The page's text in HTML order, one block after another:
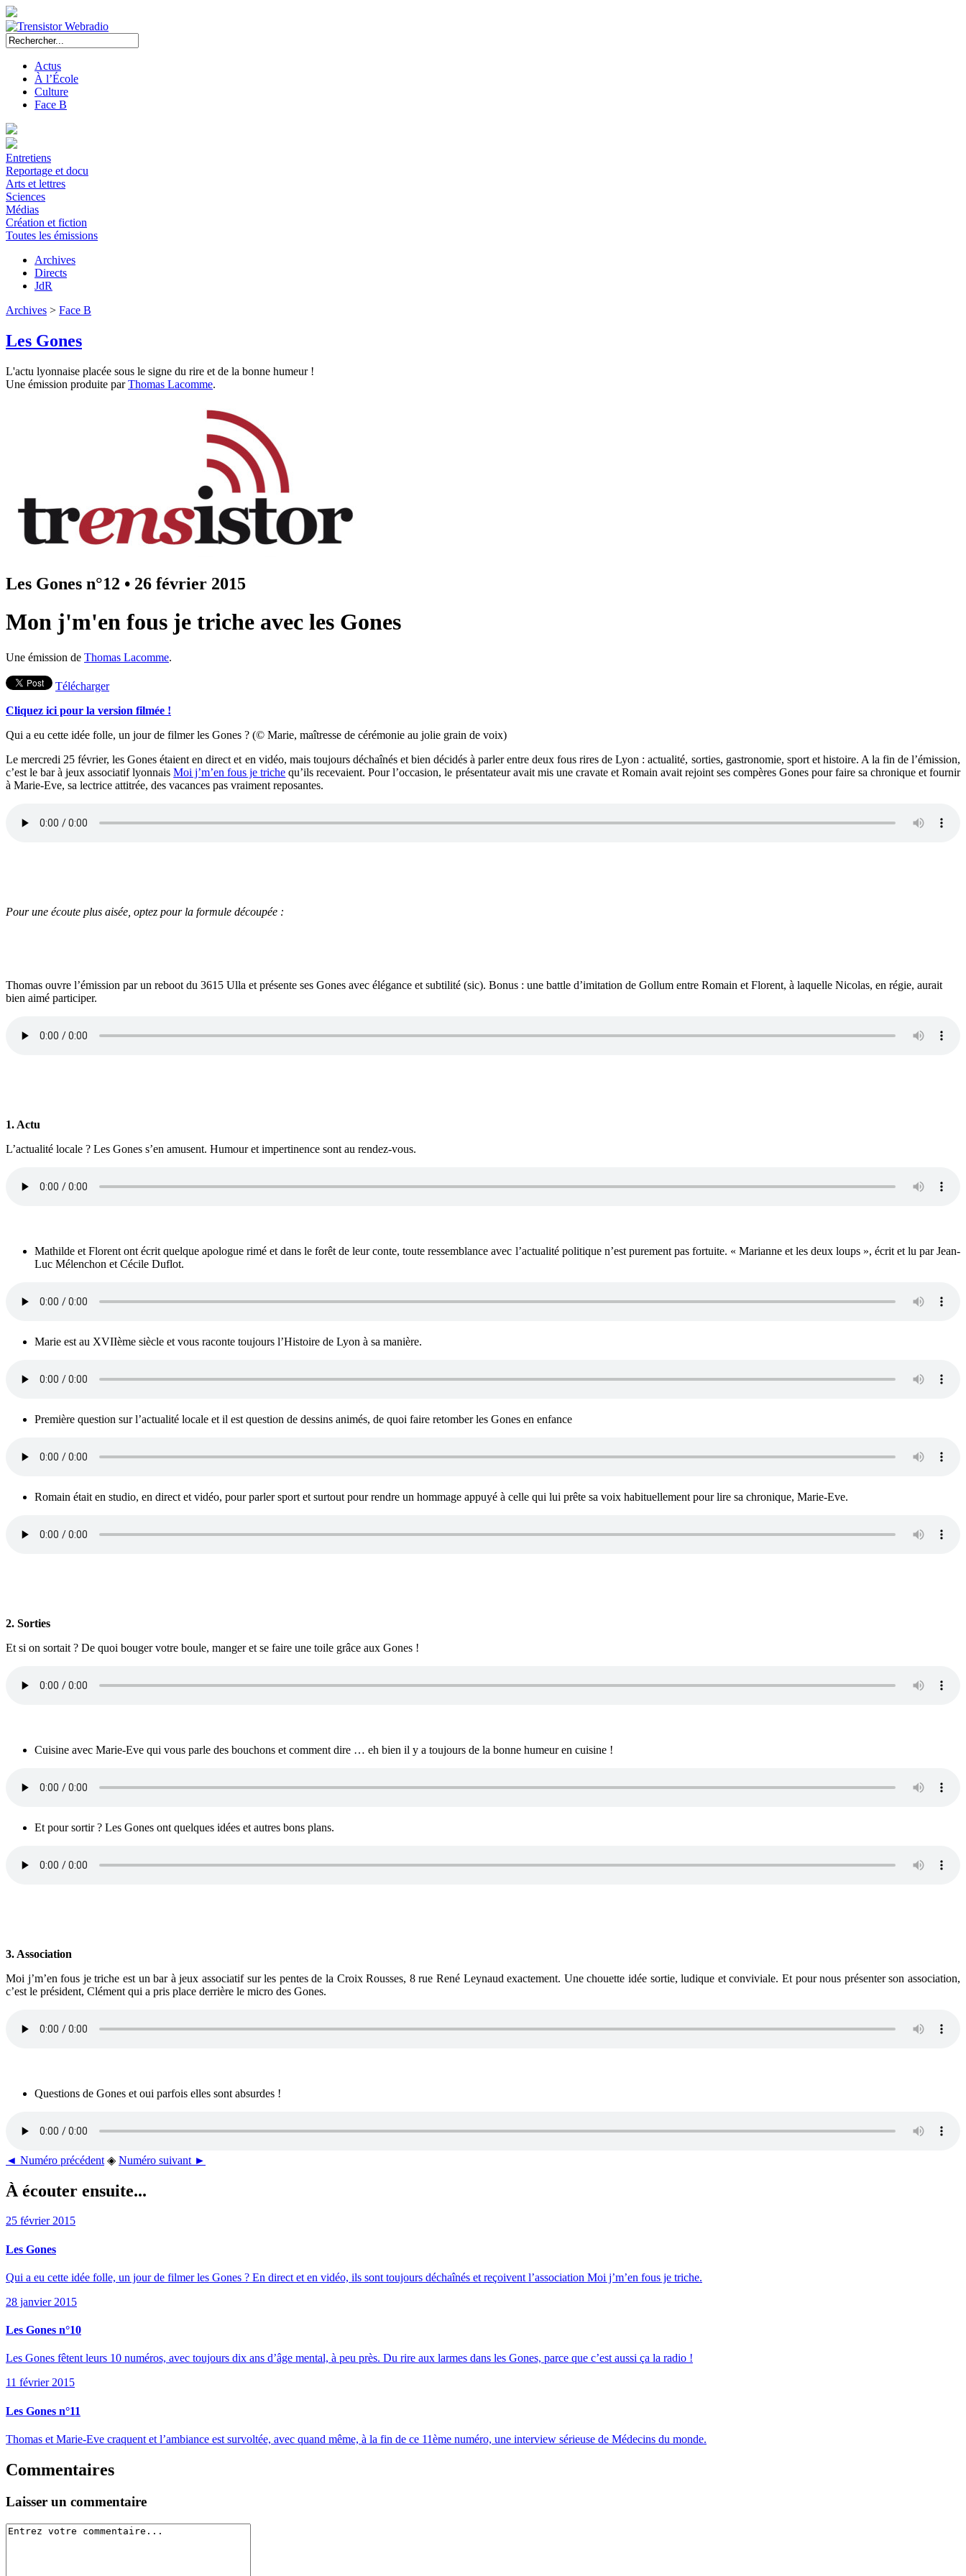
Actus
À l’École
Culture
Face B
Entretiens
Reportage et docu
Arts et lettres
Sciences
Médias
Création et fiction
Toutes les émissions
Archives
Directs
JdR
Archives > Face B
Les Gones
L'actu lyonnaise placée sous le signe du rire et de la bonne humeur !
Une émission produite parThomas Lacomme.
Les Gones n°12 • 26 février 2015
Mon j'm'en fous je triche avec les Gones
Une émission de Thomas Lacomme.
Télécharger
Cliquez ici pour la version filmée !
Qui a eu cette idée folle, un jour de filmer les Gones ? (© Marie, maîtresse de cérémonie au jolie grain de voix)
Le mercredi 25 février, les Gones étaient en direct et en vidéo, mais toujours déchaînés et bien décidés à parler entre deux fous rires de Lyon : actualité, sorties, gastronomie, sport et histoire. A la fin de l’émission,
c’est le bar à jeux associatif lyonnaisMoi j’m’en fous je triche qu’ils recevaient. Pour l’occasion, le présentateur avait mis une cravate et Romain avait rejoint ses compères Gones pour faire sa chronique et fournir
à Marie-Eve, sa lectrice attitrée, des vacances pas vraiment reposantes.
Pour une écoute plus aisée, optez pour la formule découpée :
Thomas ouvre l’émission par un reboot du 3615 Ulla et présente ses Gones avec élégance et subtilité (sic). Bonus : une battle d’imitation de Gollum entre Romain et Florent, à laquelle Nicolas, en régie, aurait
bien aimé participer.
1. Actu
L’actualité locale ? Les Gones s’en amusent. Humour et impertinence sont au rendez-vous.
Mathilde et Florent ont écrit quelque apologue rimé et dans le forêt de leur conte, toute ressemblance avec l’actualité politique n’est purement pas fortuite. « Marianne et les deux loups », écrit et lu par Jean-
Luc Mélenchon et Cécile Duflot.
Marie est au XVIIème siècle et vous raconte toujours l’Histoire de Lyon à sa manière.
Première question sur l’actualité locale et il est question de dessins animés, de quoi faire retomber les Gones en enfance
Romain était en studio, en direct et vidéo, pour parler sport et surtout pour rendre un hommage appuyé à celle qui lui prête sa voix habituellement pour lire sa chronique, Marie-Eve.
2. Sorties
Et si on sortait ? De quoi bouger votre boule, manger et se faire une toile grâce aux Gones !
Cuisine avec Marie-Eve qui vous parle des bouchons et comment dire … eh bien il y a toujours de la bonne humeur en cuisine !
Et pour sortir ? Les Gones ont quelques idées et autres bons plans.
3. Association
Moi j’m’en fous je triche est un bar à jeux associatif sur les pentes de la Croix Rousses, 8 rue René Leynaud exactement. Une chouette idée sortie, ludique et conviviale. Et pour nous présenter son association,
c’est le président, Clément qui a pris place derrière le micro des Gones.
Questions de Gones et oui parfois elles sont absurdes !
◄ Numéro précédent ◈ Numéro suivant ►
À écouter ensuite...
25 février 2015
Les Gones
Qui a eu cette idée folle, un jour de filmer les Gones ? En direct et en vidéo, ils sont toujours déchaînés et reçoivent l’association Moi j’m’en fous je triche.
28 janvier 2015
Les Gones n°10
Les Gones fêtent leurs 10 numéros, avec toujours dix ans d’âge mental, à peu près. Du rire aux larmes dans les Gones, parce que c’est aussi ça la radio !
11 février 2015
Les Gones n°11
Thomas et Marie-Eve craquent et l’ambiance est survoltée, avec quand même, à la fin de ce 11ème numéro, une interview sérieuse de Médecins du monde.
Commentaires
Laisser un commentaire